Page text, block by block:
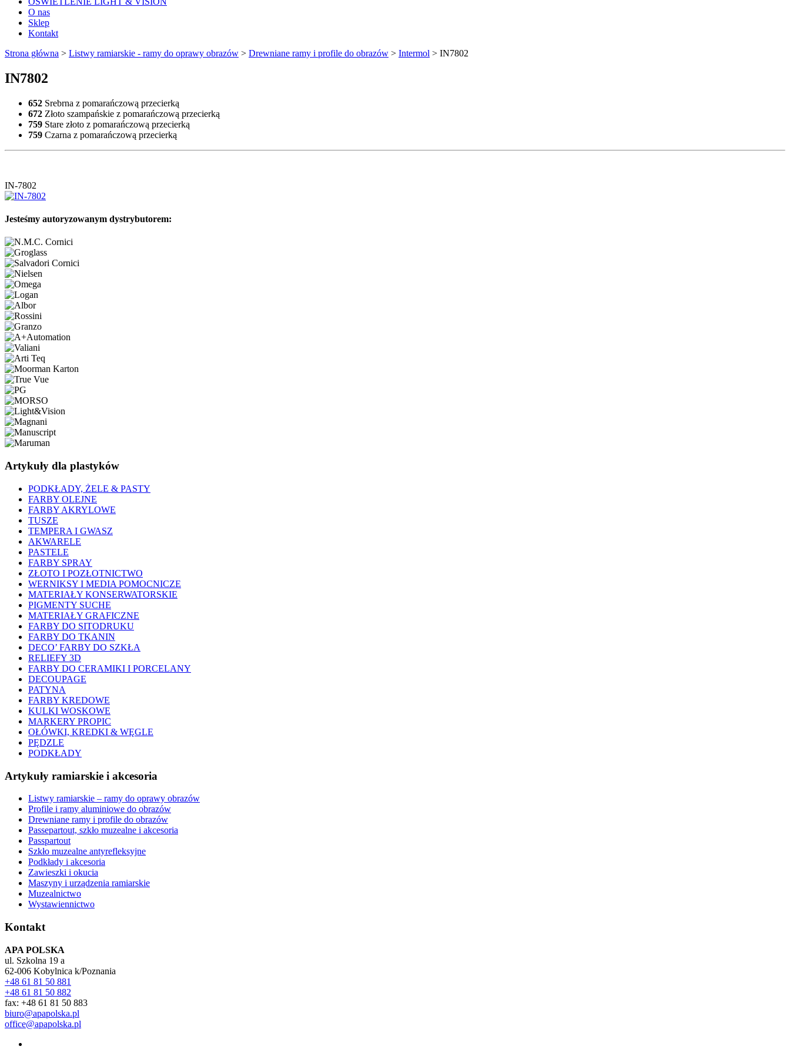
O nas
Sklep
Kontakt
Strona główna > Listwy ramiarskie - ramy do oprawy obrazów > Drewniane ramy i profile do obrazów > Intermol > IN7802
IN7802
652 Srebrna z pomarańczową przecierką
672 Złoto szampańskie z pomarańczową przecierką
759 Stare złoto z pomarańczową przecierką
759 Czarna z pomarańczową przecierką
IN-7802
Jesteśmy autoryzowanym dystrybutorem:
Artykuły dla plastyków
PODKŁADY, ŻELE & PASTY
FARBY OLEJNE
FARBY AKRYLOWE
TUSZE
TEMPERA I GWASZ
AKWARELE
PASTELE
FARBY SPRAY
ZŁOTO I POZŁOTNICTWO
WERNIKSY I MEDIA POMOCNICZE
MATERIAŁY KONSERWATORSKIE
PIGMENTY SUCHE
MATERIAŁY GRAFICZNE
FARBY DO SITODRUKU
FARBY DO TKANIN
DECO’ FARBY DO SZKŁA
RELIEFY 3D
FARBY DO CERAMIKI I PORCELANY
DECOUPAGE
PATYNA
FARBY KREDOWE
KULKI WOSKOWE
MARKERY PROPIC
OŁÓWKI, KREDKI & WĘGLE
PĘDZLE
PODKŁADY
Artykuły ramiarskie i akcesoria
Listwy ramiarskie – ramy do oprawy obrazów
Profile i ramy aluminiowe do obrazów
Drewniane ramy i profile do obrazów
Passepartout, szkło muzealne i akcesoria
Passpartout
Szkło muzealne antyrefleksyjne
Podkłady i akcesoria
Zawieszki i okucia
Maszyny i urządzenia ramiarskie
Muzealnictwo
Wystawiennictwo
Kontakt
APA POLSKA
ul. Szkolna 19 a
62-006 Kobylnica k/Poznania
+48 61 81 50 881
+48 61 81 50 882
fax: +48 61 81 50 883
biuro@apapolska.pl
office@apapolska.pl